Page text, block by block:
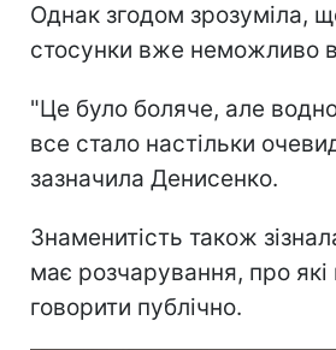
Однак згодом зрозуміла,
стосунки вже неможливо
"Це було боляче, але
все стало настільки
зазначила Денисенко.
Знаменитість також
має розчарування, про які
говорити публічно.